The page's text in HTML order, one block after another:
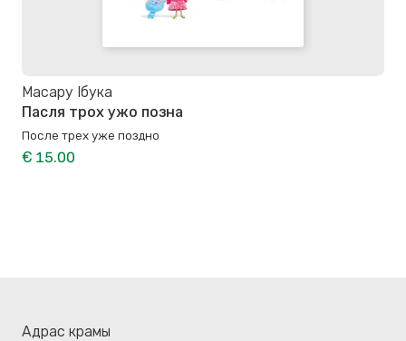
Масару Ібука
Пасля трох ужо позна
После трех уже поздно
€ 15.00
Адрас крамы